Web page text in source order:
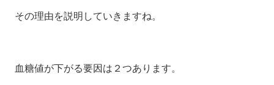
その理由を説明していきますね。
血糖値が下がる要因は２つあります。